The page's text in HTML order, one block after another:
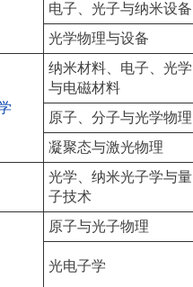
电子、光子与纳米设备
光学物理与设备
纳米材料、电子、光学
与电磁材料
原子、分子与光学物理
凝聚态与激光物理
光学、纳米光子学与量
子技术
原子与光子物理
光电子学